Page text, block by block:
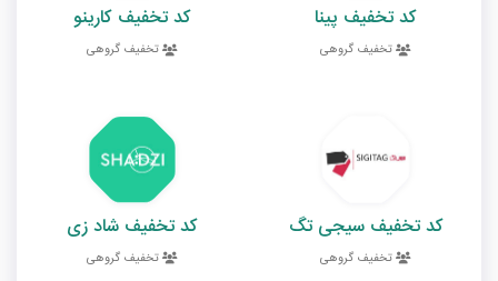
کد تخفیف پینا
تخفیف گروهی
کد تخفیف کارینو
تخفیف گروهی
کد تخفیف سیجی تگ
تخفیف گروهی
کد تخفیف شاد زی
تخفیف گروهی